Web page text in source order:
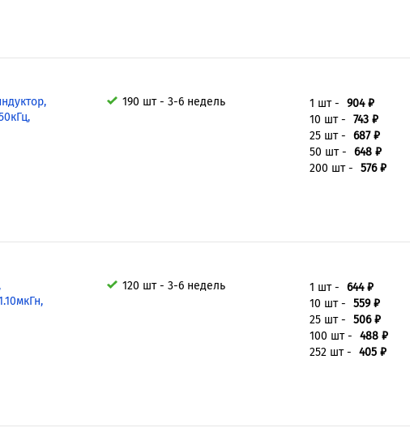
190 шт - 3-6 недель 1 шт - 904 ₽
10 шт - 743 ₽
25 шт - 687 ₽
50 шт - 648 ₽
200 шт - 576 ₽
120 шт - 3-6 недель 1 шт - 644 ₽
10 шт - 559 ₽
25 шт - 506 ₽
100 шт - 488 ₽
252 шт - 405 ₽